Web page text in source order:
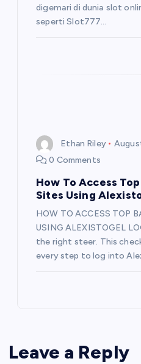
digemari di dunia slot
seperti Slot777…
Ethan Riley
0 Comments
How To Access
Sites Using
HOW TO ACCESS TOP
USING ALEXISTOGEL
the right steer. This
every step to log into
Leave a Reply